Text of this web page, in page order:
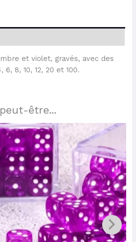
et violet, gravés, avec des
8, 10, 12, 20 et 100.
être...